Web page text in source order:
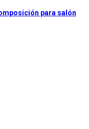
para salón